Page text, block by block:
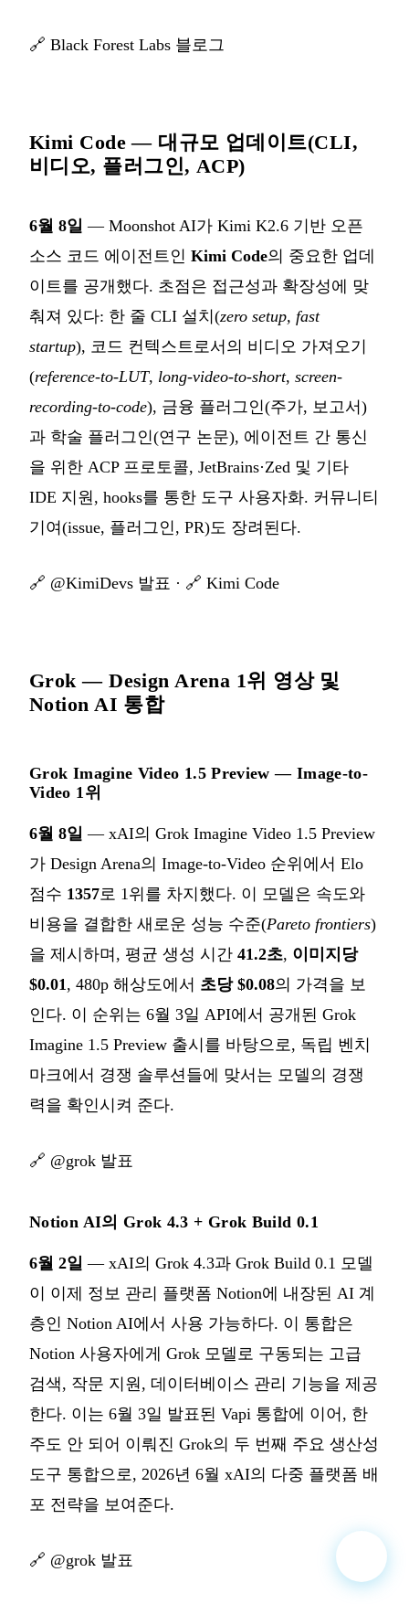
🔗 Black Forest Labs 블로그
Kimi Code — 대규모 업데이트(CLI,
비디오, 플러그인, ACP)
6월 8일 — Moonshot AI가 Kimi K2.6 기반 오픈
소스 코드 에이전트인 Kimi Code의 중요한 업데
이트를 공개했다. 초점은 접근성과 확장성에 맞
춰져 있다: 한 줄 CLI 설치(zero setup, fast
startup), 코드 컨텍스트로서의 비디오 가져오기
(reference-to-LUT, long-video-to-short, screen-
recording-to-code), 금융 플러그인(주가, 보고서)
과 학술 플러그인(연구 논문), 에이전트 간 통신
을 위한 ACP 프로토콜, JetBrains·Zed 및 기타
IDE 지원, hooks를 통한 도구 사용자화. 커뮤니티
기여(issue, 플러그인, PR)도 장려된다.
🔗 @KimiDevs 발표 · 🔗 Kimi Code
Grok — Design Arena 1위 영상 및
Notion AI 통합
Grok Imagine Video 1.5 Preview — Image-to-
Video 1위
6월 8일 — xAI의 Grok Imagine Video 1.5 Preview
가 Design Arena의 Image-to-Video 순위에서 Elo
점수 1357로 1위를 차지했다. 이 모델은 속도와
비용을 결합한 새로운 성능 수준(Pareto frontiers)
을 제시하며, 평균 생성 시간 41.2초, 이미지당
$0.01, 480p 해상도에서 초당 $0.08의 가격을 보
인다. 이 순위는 6월 3일 API에서 공개된 Grok
Imagine 1.5 Preview 출시를 바탕으로, 독립 벤치
마크에서 경쟁 솔루션들에 맞서는 모델의 경쟁
력을 확인시켜 준다.
🔗 @grok 발표
Notion AI의 Grok 4.3 + Grok Build 0.1
6월 2일 — xAI의 Grok 4.3과 Grok Build 0.1 모델
이 이제 정보 관리 플랫폼 Notion에 내장된 AI 계
층인 Notion AI에서 사용 가능하다. 이 통합은
Notion 사용자에게 Grok 모델로 구동되는 고급
검색, 작문 지원, 데이터베이스 관리 기능을 제공
한다. 이는 6월 3일 발표된 Vapi 통합에 이어, 한
주도 안 되어 이뤄진 Grok의 두 번째 주요 생산성
도구 통합으로, 2026년 6월 xAI의 다중 플랫폼 배
포 전략을 보여준다.
🔗 @grok 발표